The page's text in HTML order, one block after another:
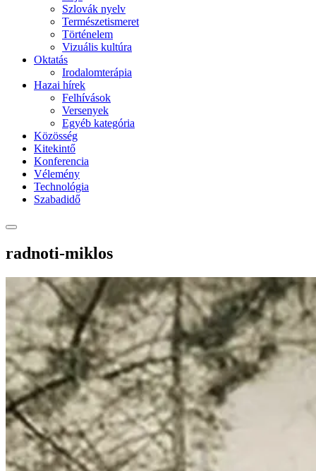
Szlovák nyelv
Természetismeret
Történelem
Vizuális kultúra
Oktatás
Irodalomterápia
Hazai hírek
Felhívások
Versenyek
Egyéb kategória
Közösség
Kitekintő
Konferencia
Vélemény
Technológia
Szabadidő
radnoti-miklos